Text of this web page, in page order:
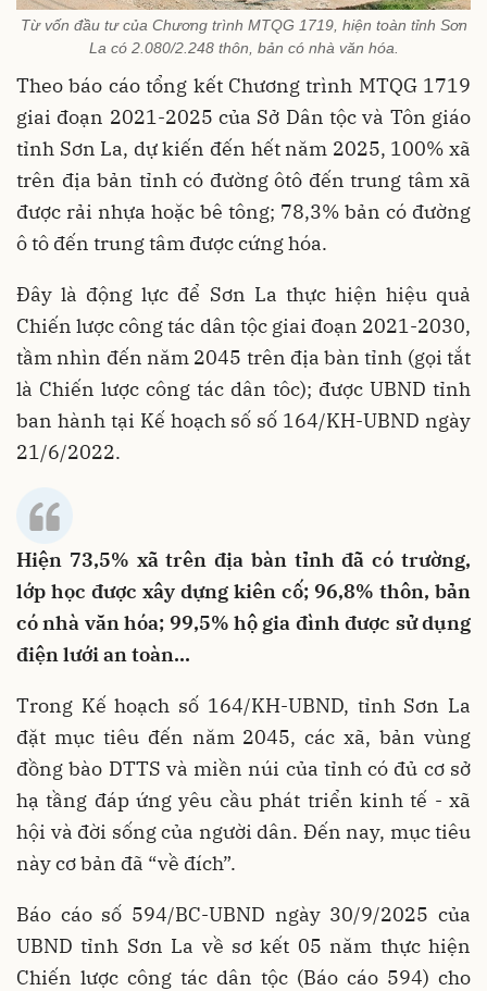
Từ vốn đầu tư của Chương trình MTQG 1719, hiện toàn tỉnh Sơn
La có 2.080/2.248 thôn, bản có nhà văn hóa.
Theo báo cáo tổng kết Chương trình MTQG 1719
giai đoạn 2021-2025 của Sở Dân tộc và Tôn giáo
tỉnh Sơn La, dự kiến đến hết năm 2025, 100% xã
trên địa bản tỉnh có đường ôtô đến trung tâm xã
được rải nhựa hoặc bê tông; 78,3% bản có đường
ô tô đến trung tâm được cứng hóa.
Đây là động lực để Sơn La thực hiện hiệu quả
Chiến lược công tác dân tộc giai đoạn 2021-2030,
tầm nhìn đến năm 2045 trên địa bàn tỉnh (gọi tắt
là Chiến lược công tác dân tôc); được UBND tỉnh
ban hành tại Kế hoạch số số 164/KH-UBND ngày
21/6/2022.
Hiện 73,5% xã trên địa bàn tỉnh đã có trường,
lớp học được xây dựng kiên cố; 96,8% thôn, bản
có nhà văn hóa; 99,5% hộ gia đình được sử dụng
điện lưới an toàn...
Trong Kế hoạch số 164/KH-UBND, tỉnh Sơn La
đặt mục tiêu đến năm 2045, các xã, bản vùng
đồng bào DTTS và miền núi của tỉnh có đủ cơ sở
hạ tầng đáp ứng yêu cầu phát triển kinh tế - xã
hội và đời sống của người dân. Đến nay, mục tiêu
này cơ bản đã “về đích”.
Báo cáo số 594/BC-UBND ngày 30/9/2025 của
UBND tỉnh Sơn La về sơ kết 05 năm thực hiện
Chiến lược công tác dân tộc (Báo cáo 594) cho